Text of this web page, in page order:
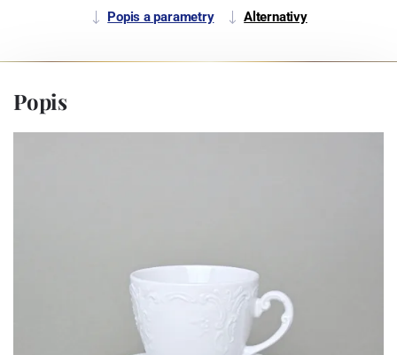
Popis a parametry Alternativy
Popis